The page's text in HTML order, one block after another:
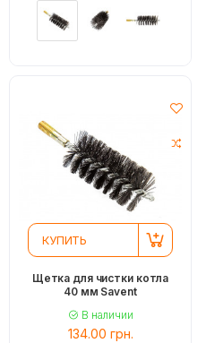
КУПИТЬ
Щетка для чистки котла
40 мм Savent
В наличии
134.00 грн.